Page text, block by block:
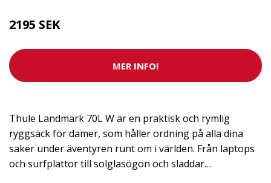
2195 SEK
MER INFO!
Thule Landmark 70L W är en praktisk och rymlig
ryggsäck för damer, som håller ordning på alla dina
saker under äventyren runt om i världen. Från laptops
och surfplattor till solglasögon och sladdar…